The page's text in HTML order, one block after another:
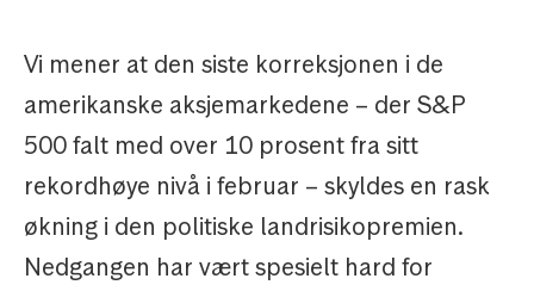
Vi mener at den siste korreksjonen i de
amerikanske aksjemarkedene – der S&P
500 falt med over 10 prosent fra sitt
rekordhøye nivå i februar – skyldes en rask
økning i den politiske landrisikopremien.
Nedgangen har vært spesielt hard for